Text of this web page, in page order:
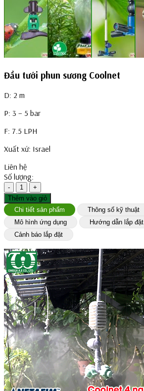
Đầu tưới phun sương Coolnet
D: 2 m
P: 3 – 5 bar
F: 7.5 LPH
Xuất xứ: Israel
Liên hệ
Số lượng:
- 1
+
Thêm vào giỏ
Chi tiết sản phẩm
Thông số kỹ thuật
Mô hình ứng dụng
Hướng dẫn lắp đặt
Cảnh báo lắp đặt